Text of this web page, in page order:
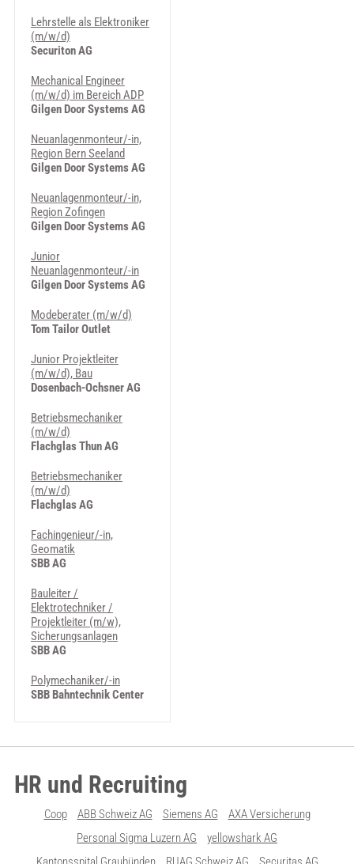
Lehrstelle als Elektroniker
(m/w/d)
Securiton AG
Mechanical Engineer
(m/w/d) im Bereich ADP
Gilgen Door Systems AG
Neuanlagenmonteur/-in,
Region Bern Seeland
Gilgen Door Systems AG
Neuanlagenmonteur/-in,
Region Zofingen
Gilgen Door Systems AG
Junior
Neuanlagenmonteur/-in
Gilgen Door Systems AG
Modeberater (m/w/d)
Tom Tailor Outlet
Junior Projektleiter
(m/w/d), Bau
Dosenbach-Ochsner AG
Betriebsmechaniker
(m/w/d)
Flachglas Thun AG
Betriebsmechaniker
(m/w/d)
Flachglas AG
Fachingenieur/-in,
Geomatik
SBB AG
Bauleiter /
Elektrotechniker /
Projektleiter (m/w),
Sicherungsanlagen
SBB AG
Polymechaniker/-in
SBB Bahntechnik Center
HR und Recruiting
Coop ABB Schweiz AG Siemens AG
AXA Versicherung
Personal Sigma Luzern AG
yellowshark AG